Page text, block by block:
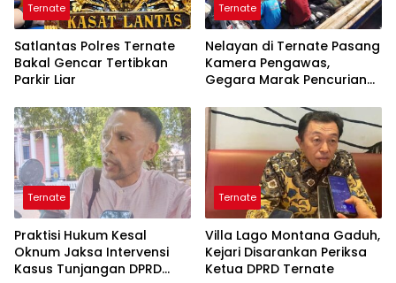
Ternate
Satlantas Polres Ternate
Bakal Gencar Tertibkan
Parkir Liar
Ternate
Nelayan di Ternate Pasang
Kamera Pengawas,
Gegara Marak Pencurian
Ternate
Praktisi Hukum Kesal
Oknum Jaksa Intervensi
Kasus Tunjangan DPRD
Ternate
Villa Lago Montana Gaduh,
Kejari Disarankan Periksa
Ketua DPRD Ternate